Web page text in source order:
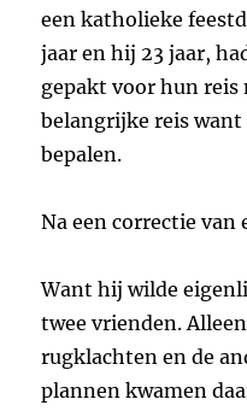
een katholieke
jaar en hij 23 jaar,
gepakt voor hun reis
belangrijke reis
bepalen.
Na een correctie van
Want hij wilde
twee vrienden.
rugklachten en de
plannen kwamen